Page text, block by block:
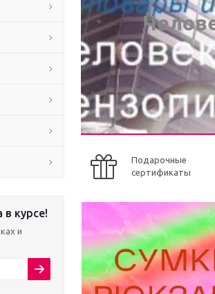
в курсе!
и
Подарочные
сертификаты